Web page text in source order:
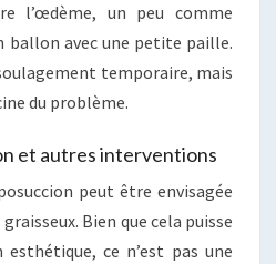
l’œdème, un peu comme
ballon avec une petite paille.
temporaire, mais
du problème.
et autres interventions
peut être envisagée
Bien que cela puisse
ce n’est pas une